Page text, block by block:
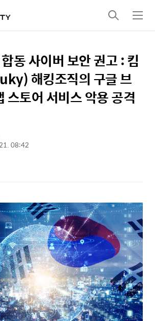
검
색
메
뉴
동 사이버 보안 권고 : 킴
해킹조직의 구글 브
스토어 서비스 악용 공격
08:42